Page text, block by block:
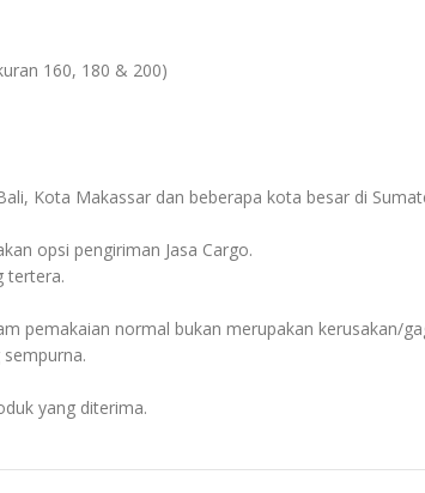
160, 180 & 200)
Kota Makassar dan beberapa kota besar di
opsi pengiriman Jasa Cargo.
tertera.
pemakaian normal bukan merupakan kerusakan/
yang diterima.